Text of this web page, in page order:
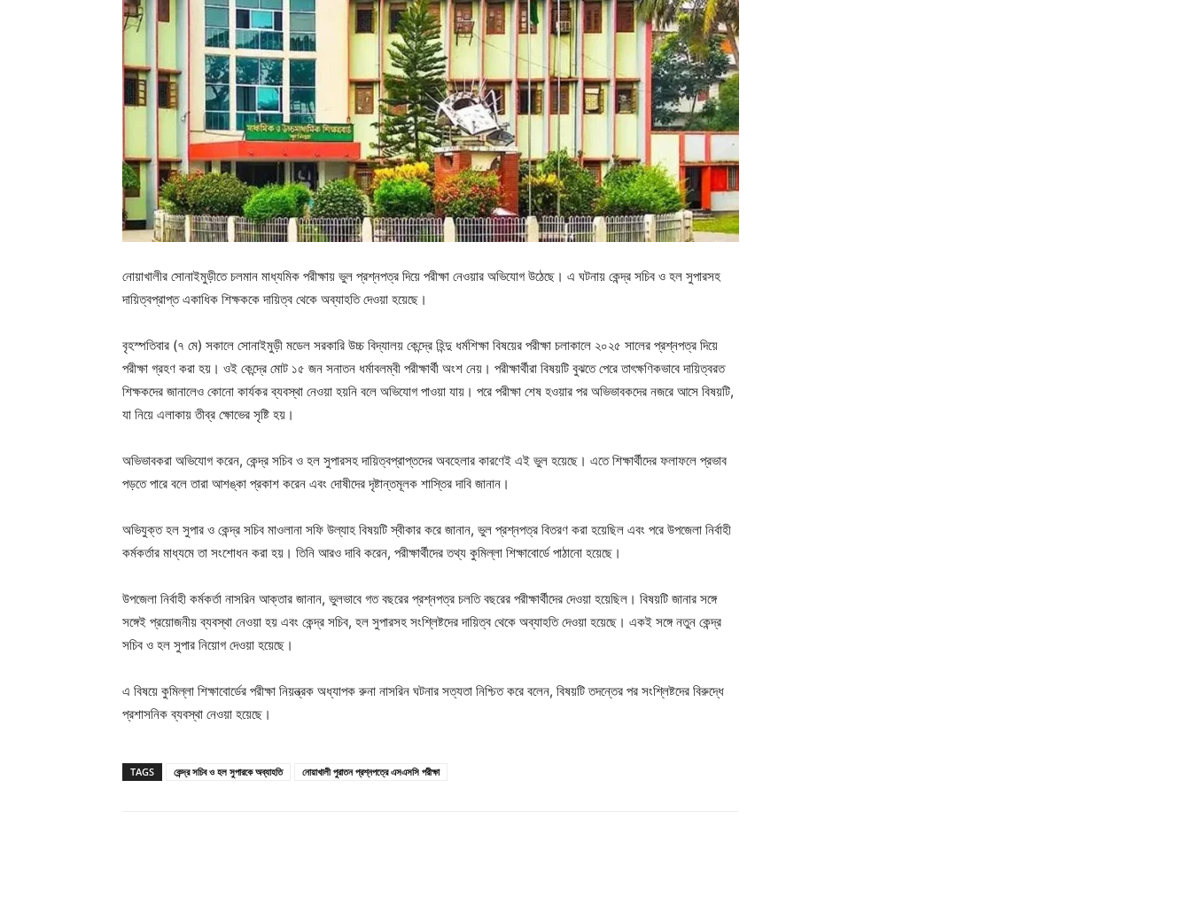
নোয়াখালীর সোনাইমুড়ীতে চলমান মাধ্যমিক পরীক্ষায় ভুল প্রশ্নপত্র দিয়ে পরীক্ষা নেওয়ার অভিযোগ উঠেছে। এ ঘটনায় কেন্দ্র সচিব ও হল সুপারসহ
দায়িত্বপ্রাপ্ত একাধিক শিক্ষককে দায়িত্ব থেকে অব্যাহতি দেওয়া হয়েছে।
বৃহস্পতিবার (৭ মে) সকালে সোনাইমুড়ী মডেল সরকারি উচ্চ বিদ্যালয় কেন্দ্রে হিন্দু ধর্মশিক্ষা বিষয়ের পরীক্ষা চলাকালে ২০২৫ সালের প্রশ্নপত্র দিয়ে
পরীক্ষা গ্রহণ করা হয়। ওই কেন্দ্রে মোট ১৫ জন সনাতন ধর্মাবলম্বী পরীক্ষার্থী অংশ নেয়। পরীক্ষার্থীরা বিষয়টি বুঝতে পেরে তাৎক্ষণিকভাবে দায়িত্বরত
শিক্ষকদের জানালেও কোনো কার্যকর ব্যবস্থা নেওয়া হয়নি বলে অভিযোগ পাওয়া যায়। পরে পরীক্ষা শেষ হওয়ার পর অভিভাবকদের নজরে আসে বিষয়টি,
যা নিয়ে এলাকায় তীব্র ক্ষোভের সৃষ্টি হয়।
অভিভাবকরা অভিযোগ করেন, কেন্দ্র সচিব ও হল সুপারসহ দায়িত্বপ্রাপ্তদের অবহেলার কারণেই এই ভুল হয়েছে। এতে শিক্ষার্থীদের ফলাফলে প্রভাব
পড়তে পারে বলে তারা আশঙ্কা প্রকাশ করেন এবং দোষীদের দৃষ্টান্তমূলক শাস্তির দাবি জানান।
অভিযুক্ত হল সুপার ও কেন্দ্র সচিব মাওলানা সফি উল্যাহ বিষয়টি স্বীকার করে জানান, ভুল প্রশ্নপত্র বিতরণ করা হয়েছিল এবং পরে উপজেলা নির্বাহী
কর্মকর্তার মাধ্যমে তা সংশোধন করা হয়। তিনি আরও দাবি করেন, পরীক্ষার্থীদের তথ্য কুমিল্লা শিক্ষাবোর্ডে পাঠানো হয়েছে।
উপজেলা নির্বাহী কর্মকর্তা নাসরিন আক্তার জানান, ভুলভাবে গত বছরের প্রশ্নপত্র চলতি বছরের পরীক্ষার্থীদের দেওয়া হয়েছিল। বিষয়টি জানার সঙ্গে
সঙ্গেই প্রয়োজনীয় ব্যবস্থা নেওয়া হয় এবং কেন্দ্র সচিব, হল সুপারসহ সংশ্লিষ্টদের দায়িত্ব থেকে অব্যাহতি দেওয়া হয়েছে। একই সঙ্গে নতুন কেন্দ্র
সচিব ও হল সুপার নিয়োগ দেওয়া হয়েছে।
এ বিষয়ে কুমিল্লা শিক্ষাবোর্ডের পরীক্ষা নিয়ন্ত্রক অধ্যাপক রুনা নাসরিন ঘটনার সত্যতা নিশ্চিত করে বলেন, বিষয়টি তদন্তের পর সংশ্লিষ্টদের বিরুদ্ধে
প্রশাসনিক ব্যবস্থা নেওয়া হয়েছে।
TAGS কেন্দ্র সচিব ও হল সুপারকে অব্যাহতি নোয়াখালী পুরাতন প্রশ্নপত্রে এসএসসি পরীক্ষা